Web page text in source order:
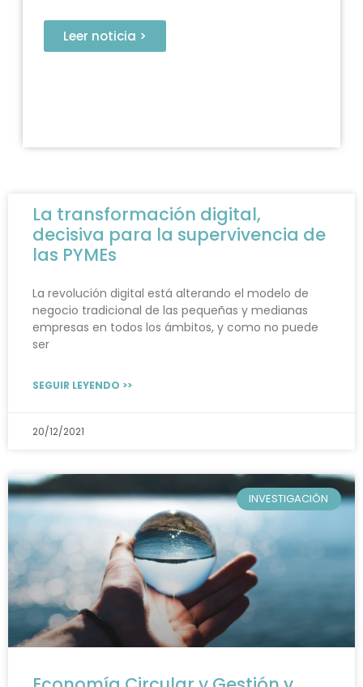
La transformación digital,
decisiva para la supervivencia de
las PYMEs
La revolución digital está alterando el modelo de
negocio tradicional de las pequeñas y medianas
empresas en todos los ámbitos, y como no puede
ser
SEGUIR LEYENDO >>
20/12/2021
INVESTIGACIÓN
Leer noticia >